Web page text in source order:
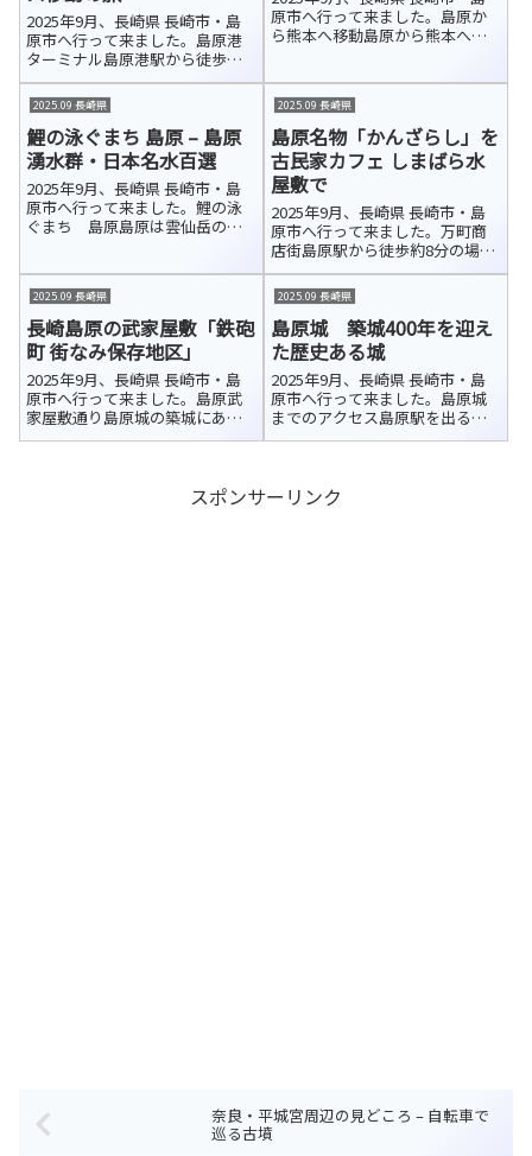
2025年9月、長崎県 長崎市・島
原市へ行って来ました。島原港
ターミナル島原港駅から徒歩で
島原港ターミナルに到着しまし
た。ここは、長崎県の島原と熊
本県の熊本を結ぶフェリーの発
着拠点です。九商フェリー（公
式HP／約60分）と熊本フェリー
（公式...
原市へ行って来ました。島原か
ら熊本へ移動島原から熊本へ向
は意外と時間がかかります。今
回は島原港から海を渡るフェリ
ーを利用して熊本へ行くことに
しました。便...
2025.09 長崎県
鯉の泳ぐまち 島原 – 島原
湧水群・日本名水百選
2025年9月、長崎県 長崎市・島
原市へ行って来ました。鯉の泳
ぐまち 島原島原は雲仙岳の伏
す。武家屋敷「鉄砲町 街なみ保
存地区」でも、その澄んだ水が
美しい水路となって町並みに溶
け込んで...
2025.09 長崎県
島原名物「かんざらし」を
古民家カフェ しまばら水
屋敷で
2025年9月、長崎県 長崎市・島
原市へ行って来ました。万町商
店街島原駅から徒歩約8分の場所
にある「万町商店街」アーケー
ドは、島原城の城下町として栄
え、「萬（よろず）あきない」
のまちとして親しまれてきた歴
史ある商店街です。しまばら水
屋敷「万...
2025.09 長崎県
長崎島原の武家屋敷「鉄砲
町 街なみ保存地区」
2025年9月、長崎県 長崎市・島
原市へ行って来ました。島原武
家屋敷通り島原城の築城にあわ
せて、城の西側外郭に扶持取70
丁・古丁・中ノ丁・下ノ丁・江
戸丁・新建といった街並みが形
2025.09 長崎県
島原城 築城400年を迎え
た歴史ある城
2025年9月、長崎県 長崎市・島
原市へ行って来ました。島原城
までのアクセス島原駅を出る
と、真正面に島原城が見えます。
ても迷わず向かうことができま
した。美しい島原城の姿を眺め
スポンサーリンク
奈良・平城宮周辺の見どころ – 自転車で
巡る古墳